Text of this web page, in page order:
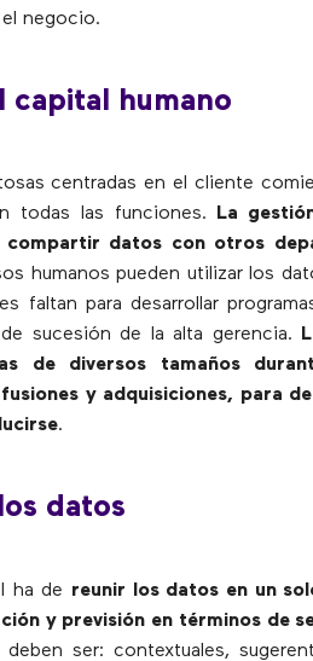
negocio.
capital humano
centradas en el cliente
todas las funciones. La
compartir datos con otros
humanos pueden utilizar los
faltan para desarrollar
sucesión de la alta gerencia.
de diversos tamaños
y adquisiciones, para
.
datos
ha de reunir los datos en un
y previsión en términos de
ser: contextuales,